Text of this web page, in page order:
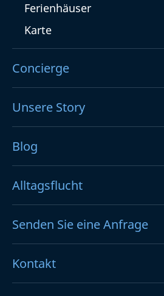
Ferienhäuser
Karte
Concierge
Unsere Story
Blog
Alltagsflucht
Senden Sie eine Anfrage
Kontakt